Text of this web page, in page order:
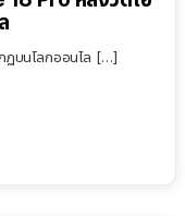
ฏบนโลกออนไล […]